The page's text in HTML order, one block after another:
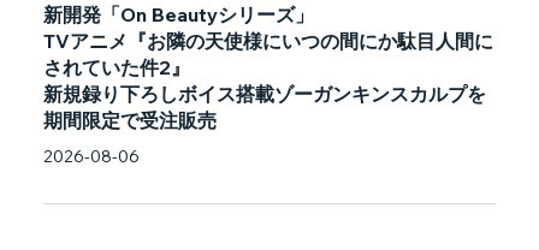
新開発「On Beautyシリーズ」
TVアニメ『お隣の天使様にいつの間にか駄目人間に
されていた件2』
新規録り下ろしボイス搭載ゾーガンキンスカルプを
期間限定で受注販売
2026-08-06